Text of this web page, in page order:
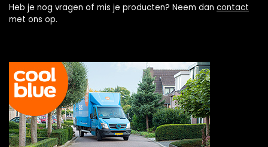
Heb je nog vragen of mis je producten? Neem dan contact
met ons op.